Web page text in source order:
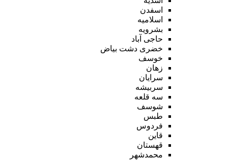
اسفدن
اسلامیه
بشرویه
حاجی آباد
خضری دشت بیاض
خوسف
زهان
سرایان
سربیشه
سه قلعه
شوسف
طبس
فردوس
قاین
قهستان
محمدشهر